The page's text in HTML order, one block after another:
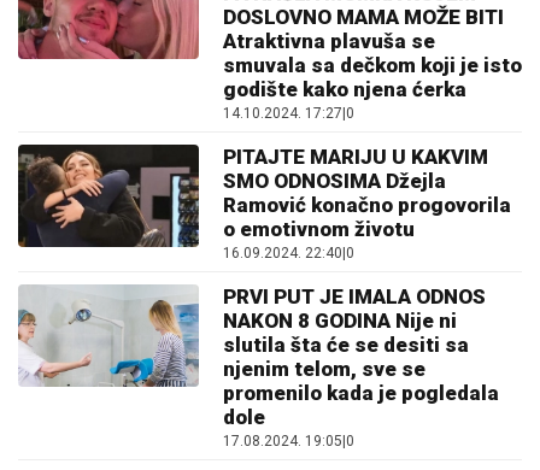
DOSLOVNO MAMA MOŽE BITI
Atraktivna plavuša se
smuvala sa dečkom koji je isto
godište kako njena ćerka
14.10.2024. 17:27 0
PITAJTE MARIJU U KAKVIM
SMO ODNOSIMA Džejla
Ramović konačno progovorila
o emotivnom životu
16.09.2024. 22:40 0
PRVI PUT JE IMALA ODNOS
NAKON 8 GODINA Nije ni
slutila šta će se desiti sa
njenim telom, sve se
promenilo kada je pogledala
dole
17.08.2024. 19:05 0